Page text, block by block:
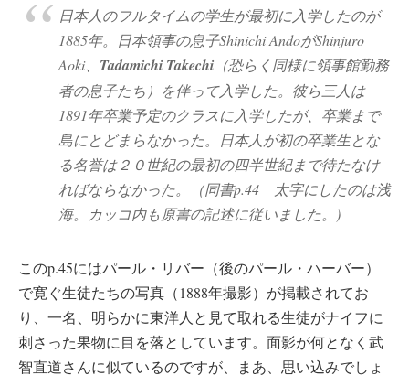
日本人のフルタイムの学生が最初に入学したのが
1885年。日本領事の息子Shinichi AndoがShinjuro
Aoki、 Tadamichi Takechi （恐らく同様に領事館勤務
者の息子たち）を伴って入学した。彼ら三人は
1891年卒業予定のクラスに入学したが、卒業まで
島にとどまらなかった。日本人が初の卒業生とな
る名誉は２０世紀の最初の四半世紀まで待たなけ
ればならなかった。（同書p.44 太字にしたのは浅
海。カッコ内も原書の記述に従いました。)
このp.45にはパール・リバー（後のパール・ハーバー）
で寛ぐ生徒たちの写真（1888年撮影）が掲載されてお
り、一名、明らかに東洋人と見て取れる生徒がナイフに
刺さった果物に目を落としています。面影が何となく武
智直道さんに似ているのですが、まあ、思い込みでしょ